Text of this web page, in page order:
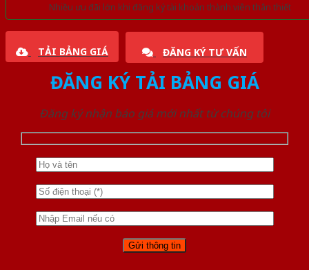
Nhiều ưu đãi lớn khi đăng ký tài khoản thành viên thân thiết
TẢI BẢNG GIÁ ĐĂNG KÝ TƯ VẤN
ĐĂNG KÝ TẢI BẢNG GIÁ
Đăng ký nhận báo giá mới nhất từ chúng tôi